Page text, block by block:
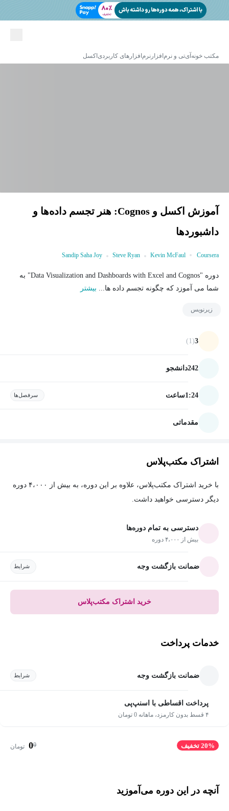
مکتب خونه آی‌تی و نرم‌افزار نرم‌افزارهای کاربردی اکسل
آموزش اکسل و Cognos: هنر تجسم داده‌ها و
داشبوردها
Coursera
Sandip Saha Joy Steve Ryan Kevin McFaul
دوره "Data Visualization and Dashboards with Excel and Cognos" به
شما می آموزد که چگونه تجسم داده ها... بیشتر
زیرنویس
3
(1)
242دانشجو
1:24ساعت سرفصل‌ها
مقدماتی
اشتراک مکتب‌پلاس
با خرید اشتراک مکتب‌پلاس، علاوه بر این دوره، به بیش از ۴،۰۰۰ دوره
دیگر دسترسی خواهید داشت.
دسترسی به تمام دوره‌ها
بیش از ۴،۰۰۰ دوره
ضمانت بازگشت وجه شرایط
خرید اشتراک مکتب‌پلاس
خدمات پرداخت
ضمانت بازگشت وجه شرایط
پرداخت اقساطی با اسنپ‌پی
۴ قسط بدون کارمزد، ماهانه 0 تومان
20% تخفیف 0
0 تومان
آنچه در این دوره می‌آموزید